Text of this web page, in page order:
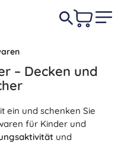
– Decken und
ein und schenken Sie
für Kinder und
und